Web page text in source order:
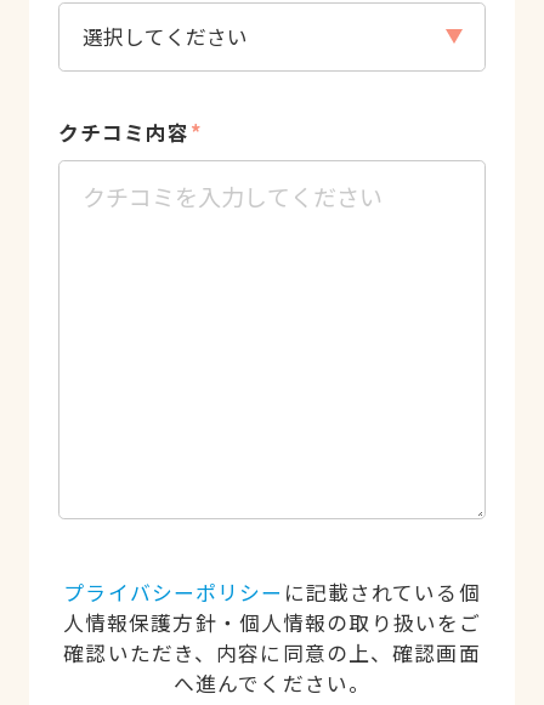
クチコミ内容*
プライバシーポリシー に記載されている個
人情報保護方針・個人情報の取り扱いをご
確認いただき、内容に同意の上、確認画面
へ進んでください。